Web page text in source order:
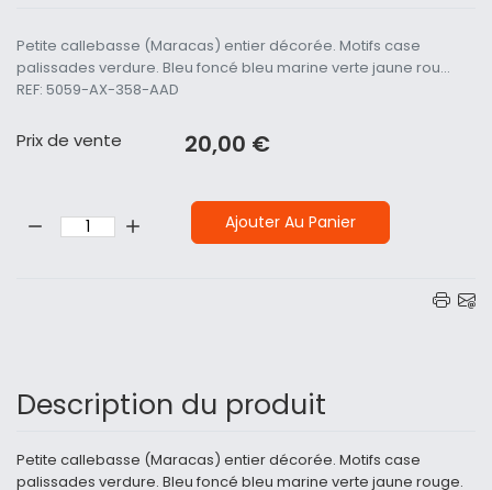
Petite callebasse (Maracas) entier décorée. Motifs case
palissades verdure. Bleu foncé bleu marine verte jaune rou...
REF: 5059-AX-358-AAD
Prix ​​de vente 20,00 €
Ajouter Au Panier
Description du produit
Petite callebasse (Maracas) entier décorée. Motifs case
palissades verdure. Bleu foncé bleu marine verte jaune rouge.